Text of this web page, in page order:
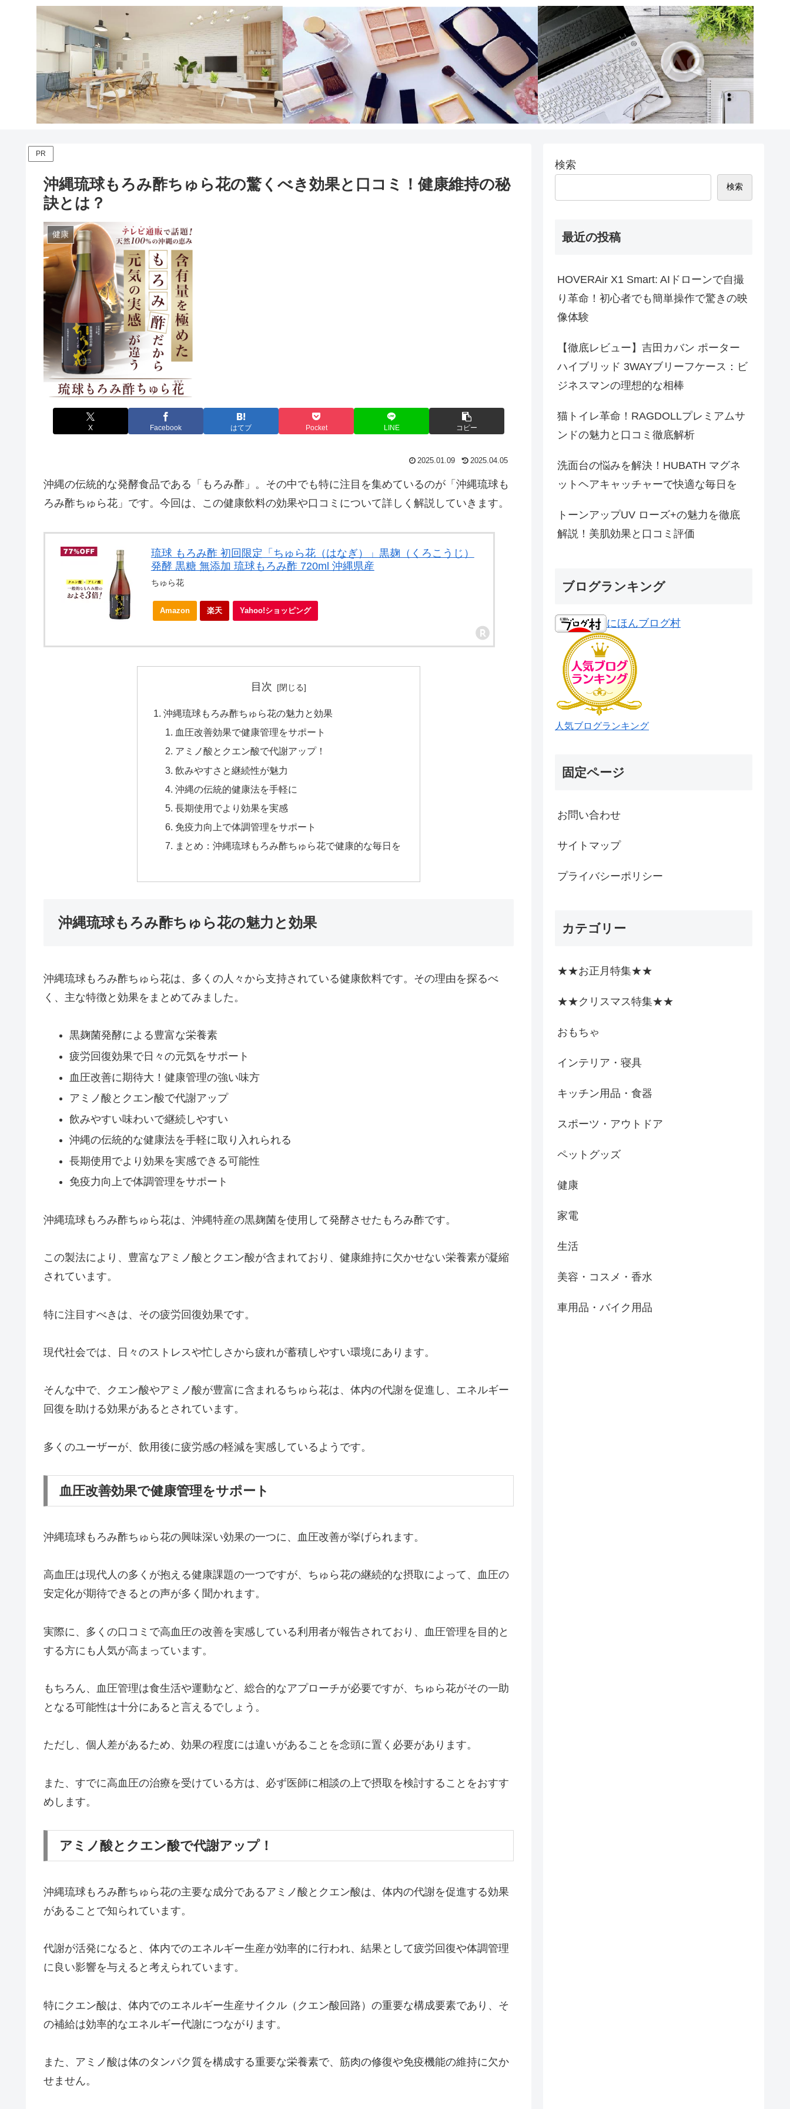
PR
沖縄琉球もろみ酢ちゅら花の驚くべき効果と口コミ！健康維持の秘
訣とは？
健康
X Facebook はてブ Pocket LINE コピー
2025.01.09 2025.04.05
沖縄の伝統的な発酵食品である「もろみ酢」。その中でも特に注目を集めているのが「沖縄琉球も
ろみ酢ちゅら花」です。今回は、この健康飲料の効果や口コミについて詳しく解説していきます。
琉球 もろみ酢 初回限定「ちゅら花（はなぎ）」黒麹（くろこうじ）
発酵 黒糖 無添加 琉球もろみ酢 720ml 沖縄県産
ちゅら花
Amazon 楽天 Yahoo!ショッピング
目次
沖縄琉球もろみ酢ちゅら花の魅力と効果
血圧改善効果で健康管理をサポート
アミノ酸とクエン酸で代謝アップ！
飲みやすさと継続性が魅力
沖縄の伝統的健康法を手軽に
長期使用でより効果を実感
免疫力向上で体調管理をサポート
まとめ：沖縄琉球もろみ酢ちゅら花で健康的な毎日を
沖縄琉球もろみ酢ちゅら花の魅力と効果
沖縄琉球もろみ酢ちゅら花は、多くの人々から支持されている健康飲料です。その理由を探るべ
く、主な特徴と効果をまとめてみました。
黒麹菌発酵による豊富な栄養素
疲労回復効果で日々の元気をサポート
血圧改善に期待大！健康管理の強い味方
アミノ酸とクエン酸で代謝アップ
飲みやすい味わいで継続しやすい
沖縄の伝統的な健康法を手軽に取り入れられる
長期使用でより効果を実感できる可能性
免疫力向上で体調管理をサポート
沖縄琉球もろみ酢ちゅら花は、沖縄特産の黒麹菌を使用して発酵させたもろみ酢です。
この製法により、豊富なアミノ酸とクエン酸が含まれており、健康維持に欠かせない栄養素が凝縮
されています。
特に注目すべきは、その疲労回復効果です。
現代社会では、日々のストレスや忙しさから疲れが蓄積しやすい環境にあります。
そんな中で、クエン酸やアミノ酸が豊富に含まれるちゅら花は、体内の代謝を促進し、エネルギー
回復を助ける効果があるとされています。
多くのユーザーが、飲用後に疲労感の軽減を実感しているようです。
血圧改善効果で健康管理をサポート
沖縄琉球もろみ酢ちゅら花の興味深い効果の一つに、血圧改善が挙げられます。
高血圧は現代人の多くが抱える健康課題の一つですが、ちゅら花の継続的な摂取によって、血圧の
安定化が期待できるとの声が多く聞かれます。
実際に、多くの口コミで高血圧の改善を実感している利用者が報告されており、血圧管理を目的と
する方にも人気が高まっています。
もちろん、血圧管理は食生活や運動など、総合的なアプローチが必要ですが、ちゅら花がその一助
となる可能性は十分にあると言えるでしょう。
ただし、個人差があるため、効果の程度には違いがあることを念頭に置く必要があります。
また、すでに高血圧の治療を受けている方は、必ず医師に相談の上で摂取を検討することをおすす
めします。
アミノ酸とクエン酸で代謝アップ！
沖縄琉球もろみ酢ちゅら花の主要な成分であるアミノ酸とクエン酸は、体内の代謝を促進する効果
があることで知られています。
代謝が活発になると、体内でのエネルギー生産が効率的に行われ、結果として疲労回復や体調管理
に良い影響を与えると考えられています。
特にクエン酸は、体内でのエネルギー生産サイクル（クエン酸回路）の重要な構成要素であり、そ
の補給は効率的なエネルギー代謝につながります。
また、アミノ酸は体のタンパク質を構成する重要な栄養素で、筋肉の修復や免疫機能の維持に欠か
せません。
検索
検索
最近の投稿
HOVERAir X1 Smart: AIドローンで自撮
り革命！初心者でも簡単操作で驚きの映
像体験
【徹底レビュー】吉田カバン ポーター
ハイブリッド 3WAYブリーフケース：ビ
ジネスマンの理想的な相棒
猫トイレ革命！RAGDOLLプレミアムサ
ンドの魅力と口コミ徹底解析
洗面台の悩みを解決！HUBATH マグネ
ットヘアキャッチャーで快適な毎日を
トーンアップUV ローズ+の魅力を徹底
解説！美肌効果と口コミ評価
ブログランキング
にほんブログ村
人気ブログランキング
固定ページ
お問い合わせ
サイトマップ
プライバシーポリシー
カテゴリー
★★お正月特集★★
★★クリスマス特集★★
おもちゃ
インテリア・寝具
キッチン用品・食器
スポーツ・アウトドア
ペットグッズ
健康
家電
生活
美容・コスメ・香水
車用品・バイク用品